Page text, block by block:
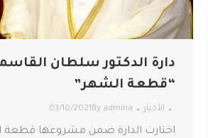
دارة الدكتور سلطان
“قطعة الشهر”
الأخبار By admina
03/10/2021
اختارت الدارة ضمن مشروعها قطعة